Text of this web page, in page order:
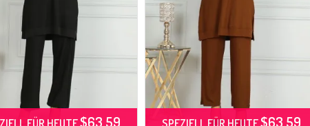
FÜR HEUTE$63.59 SPEZIELL FÜR HEUTE$63.59